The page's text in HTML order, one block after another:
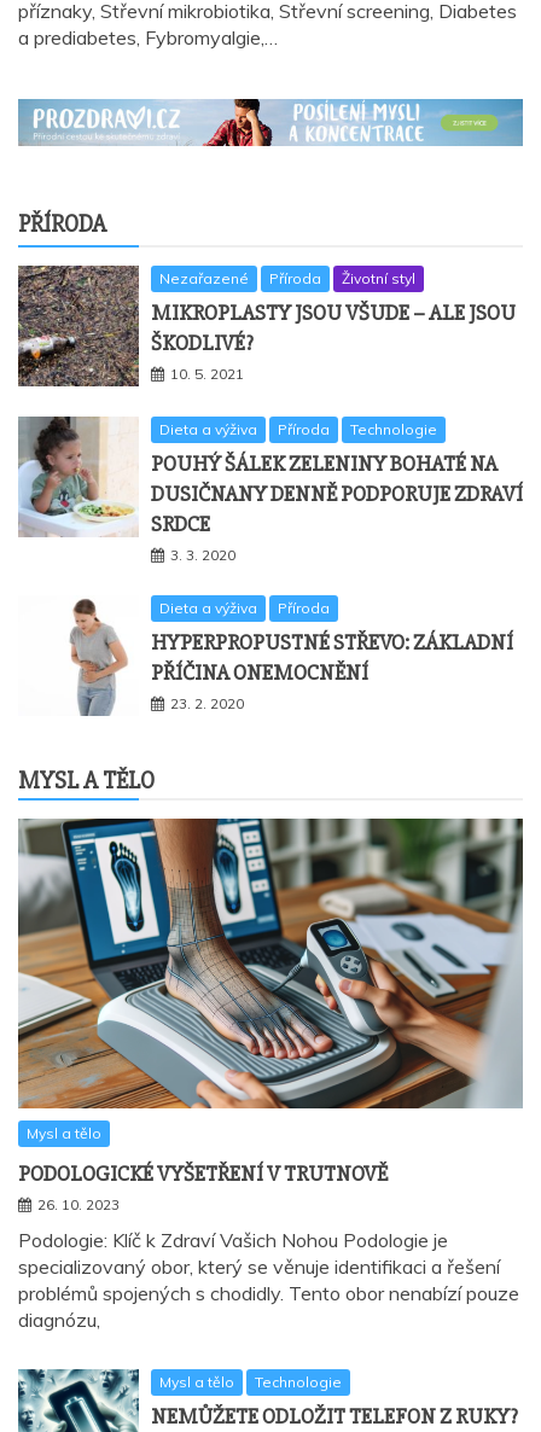
příznaky, Střevní mikrobiotika, Střevní screening, Diabetes
a prediabetes, Fybromyalgie,…
PŘÍRODA
Nezařazené Příroda Životní styl
MIKROPLASTY JSOU VŠUDE – ALE JSOU
ŠKODLIVÉ?
10. 5. 2021
Dieta a výživa Příroda Technologie
POUHÝ ŠÁLEK ZELENINY BOHATÉ NA
DUSIČNANY DENNĚ PODPORUJE ZDRAVÍ
SRDCE
3. 3. 2020
Dieta a výživa Příroda
HYPERPROPUSTNÉ STŘEVO: ZÁKLADNÍ
PŘÍČINA ONEMOCNĚNÍ
23. 2. 2020
MYSL A TĚLO
Mysl a tělo
PODOLOGICKÉ VYŠETŘENÍ V TRUTNOVĚ
26. 10. 2023
Podologie: Klíč k Zdraví Vašich Nohou Podologie je
specializovaný obor, který se věnuje identifikaci a řešení
problémů spojených s chodidly. Tento obor nenabízí pouze
diagnózu,
Mysl a tělo Technologie
NEMŮŽETE ODLOŽIT TELEFON Z RUKY?